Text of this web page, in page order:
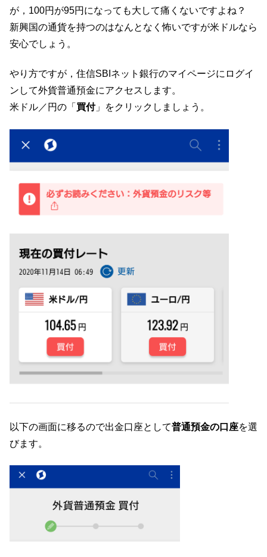
が，100円が95円になっても大して痛くないですよね？
新興国の通貨を持つのはなんとなく怖いですが米ドルなら
安心でしょう。
やり方ですが，住信SBIネット銀行のマイページにログイ
ンして外貨普通預金にアクセスします。
米ドル／円の「 買付」をクリックしましょう。
以下の画面に移るので出金口座として普通預金の口座を選
びます。